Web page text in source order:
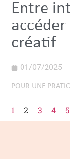
Entre
accéder
créatif
01/07/2025
POUR UNE
1 2 3 4 5